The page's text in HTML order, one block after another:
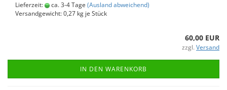
Lieferzeit: ca. 3-4 Tage (Ausland abweichend)
Versandgewicht:0,27 kg je Stück
60,00 EUR
zzgl. Versand
IN DEN WARENKORB